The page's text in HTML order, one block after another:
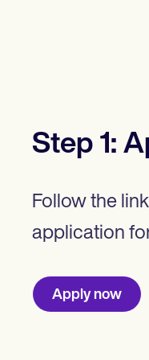
Step 1:
Follow the
application
Apply now